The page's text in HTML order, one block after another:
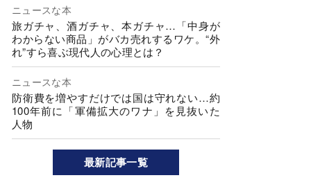
ニュースな本
旅ガチャ、酒ガチャ、本ガチャ…「中身が
わからない商品」がバカ売れするワケ。“外
れ”すら喜ぶ現代人の心理とは？
ニュースな本
防衛費を増やすだけでは国は守れない…約
100年前に「軍備拡大のワナ」を見抜いた
人物
最新記事一覧